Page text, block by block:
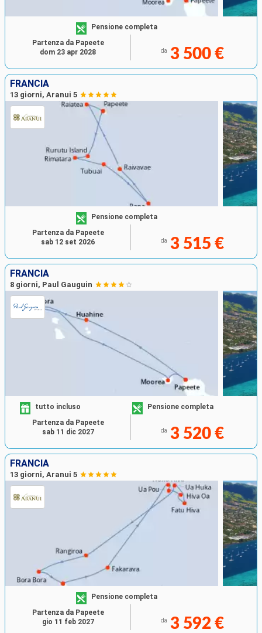
Pensione completa
da 3 500 €
Partenza da Papeete
dom 23 apr 2028
FRANCIA
13 giorni, Aranui 5
Pensione completa
da 3 515 €
Partenza da Papeete
sab 12 set 2026
FRANCIA
8 giorni, Paul Gauguin
tutto incluso Pensione completa
da 3 520 €
Partenza da Papeete
sab 11 dic 2027
FRANCIA
13 giorni, Aranui 5
Pensione completa
da 3 592 €
Partenza da Papeete
gio 11 feb 2027